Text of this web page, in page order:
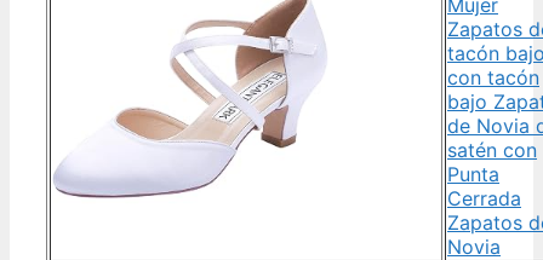
Zapatos
tacón
con tacón
bajo
de Novia
satén con
Punta
Cerrada
Zapatos
Novia